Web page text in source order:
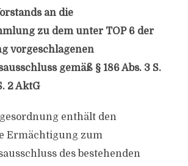
an die
zu dem unter TOP 6 der
vorgeschlagenen
gemäß § 186 Abs. 3 S.
2 AktG
enthält den
Ermächtigung zum
des bestehenden